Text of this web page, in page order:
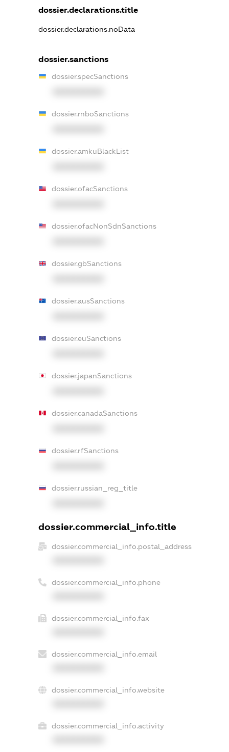
dossier.declarations.title
dossier.declarations.noData
dossier.sanctions
dossier.specSanctions
dossier.rnboSanctions
dossier.amkuBlackList
dossier.ofacSanctions
dossier.ofacNonSdnSanctions
dossier.gbSanctions
dossier.ausSanctions
dossier.euSanctions
dossier.japanSanctions
dossier.canadaSanctions
dossier.rfSanctions
dossier.russian_reg_title
dossier.commercial_info.title
dossier.commercial_info.postal_address
dossier.commercial_info.phone
dossier.commercial_info.fax
dossier.commercial_info.email
dossier.commercial_info.website
dossier.commercial_info.activity